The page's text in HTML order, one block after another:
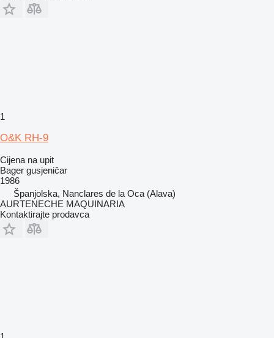
1
O&K RH-9
Cijena na upit
Bager gusjeničar
1986
Španjolska, Nanclares de la Oca (Alava)
AURTENECHE MAQUINARIA
Kontaktirajte prodavca